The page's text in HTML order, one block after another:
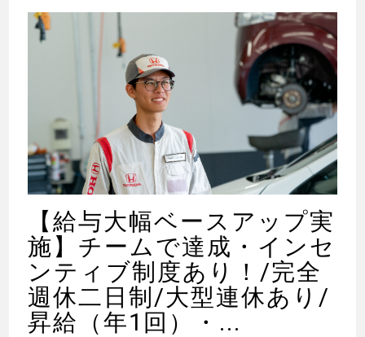
【給与大幅ベースアップ実
施】チームで達成・インセ
ンティブ制度あり！/完全
週休二日制/大型連休あり/
昇給（年1回）・...